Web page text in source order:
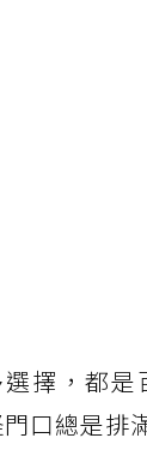
擇，都
口總是排